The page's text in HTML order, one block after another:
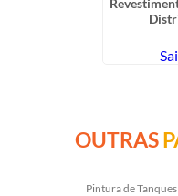
OUTRAS
Pintura de